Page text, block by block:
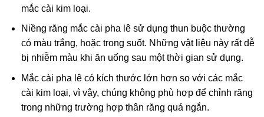
niềng răng mắc cài kim loại.
Niềng răng mắc cài pha lê sử dụng thun buộc thường
có màu trắng, hoặc trong suốt. Những vật liệu này rất
dễ bị nhiễm màu khi ăn uống sau một thời gian sử
dụng.
Mắc cài pha lê có kích thước lớn hơn so với các mắc
cài kim loại, vì vậy, chúng không phù hợp để chỉnh
Gửi thông tin